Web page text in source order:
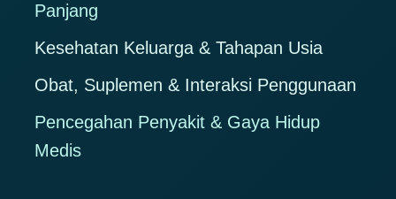
Panjang
Kesehatan Keluarga & Tahapan Usia
Obat, Suplemen & Interaksi Penggunaan
Pencegahan Penyakit & Gaya Hidup
Medis